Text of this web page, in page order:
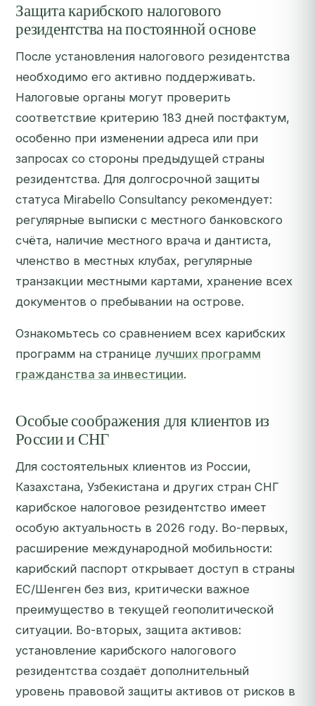
Защита карибского налогового
резидентства на постоянной основе
После установления налогового резидентства
необходимо его активно поддерживать.
Налоговые органы могут проверить
соответствие критерию 183 дней постфактум,
особенно при изменении адреса или при
запросах со стороны предыдущей страны
резидентства. Для долгосрочной защиты
статуса Mirabello Consultancy рекомендует:
регулярные выписки с местного банковского
счёта, наличие местного врача и дантиста,
членство в местных клубах, регулярные
транзакции местными картами, хранение всех
документов о пребывании на острове.
Ознакомьтесь со сравнением всех карибских
программ на странице лучших программ
гражданства за инвестиции.
Особые соображения для клиентов из
России и СНГ
Для состоятельных клиентов из России,
Казахстана, Узбекистана и других стран СНГ
карибское налоговое резидентство имеет
особую актуальность в 2026 году. Во-первых,
расширение международной мобильности:
карибский паспорт открывает доступ в страны
ЕС/Шенген без виз, критически важное
преимущество в текущей геополитической
ситуации. Во-вторых, защита активов:
установление карибского налогового
резидентства создаёт дополнительный
уровень правовой защиты активов от рисков в